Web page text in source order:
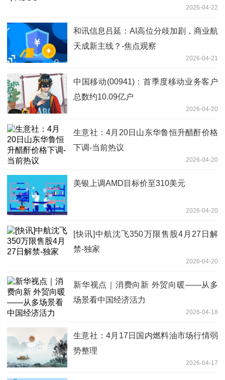
2026-04-22
和讯信息吕延：AI高位分歧加剧，商业航
天成新主线？-焦点观察
2026-04-21
中国移动(00941)：首季度移动业务客户
总数约10.09亿户
2026-04-20
生意社：4月20日山东华鲁恒升醋酐价格
下调-当前热议
2026-04-20
美银上调AMD目标价至310美元
2026-04-20
[快讯]中航沈飞350万限售股4月27日解
禁-独家
2026-04-20
新华视点｜消费向新 外贸向暖——从多
场景看中国经济活力
2026-04-18
生意社：4月17日国内燃料油市场行情弱
势整理
2026-04-17